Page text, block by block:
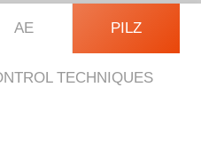
AE PILZ
TECHNIQUES